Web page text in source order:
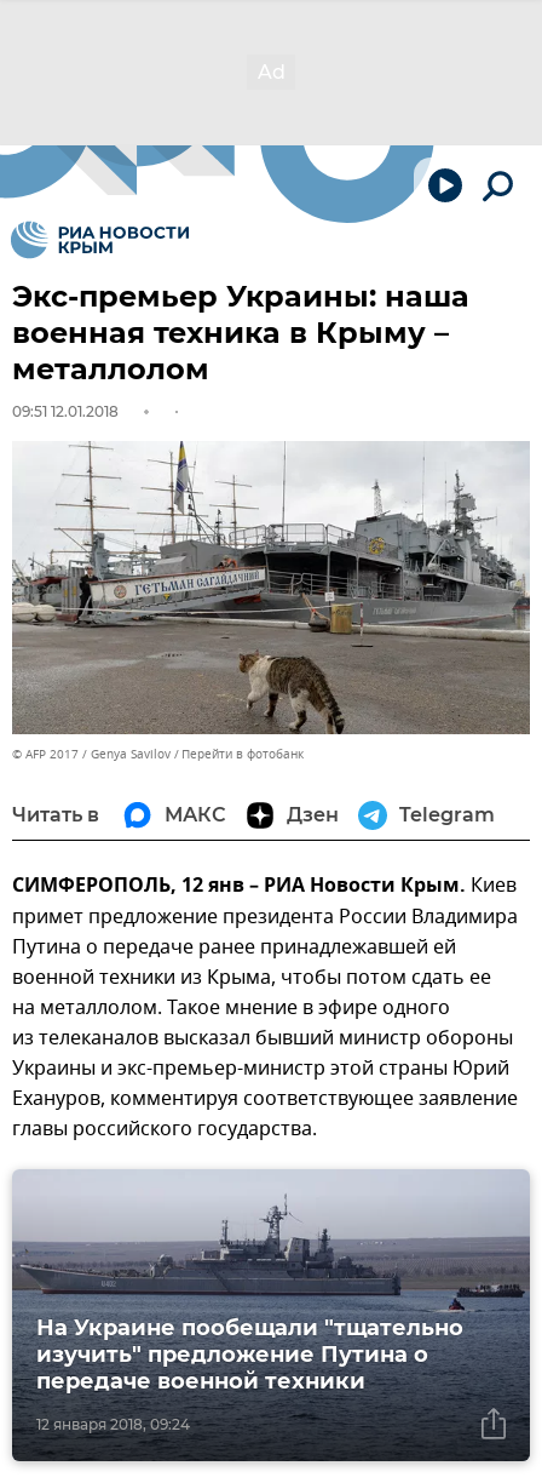
Экс-премьер Украины: наша
военная техника в Крыму –
металлолом
09:51 12.01.2018
© AFP 2017 / Genya Savilov Перейти в фотобанк
Читать в МАКС Дзен Telegram
СИМФЕРОПОЛЬ, 12 янв – РИА Новости Крым. Киев
примет предложение президента России Владимира
Путина о передаче ранее принадлежавшей ей
военной техники из Крыма, чтобы потом сдать ее
на металлолом. Такое мнение в эфире одного
из телеканалов высказал бывший министр обороны
Украины и экс-премьер-министр этой страны Юрий
Ехануров, комментируя соответствующее заявление
главы российского государства.
12 января 2018, 09:24
На Украине пообещали "тщательно
изучить" предложение Путина о
передаче военной техники